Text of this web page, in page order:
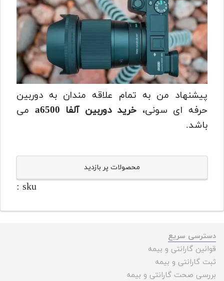
پیشنهاد من به تمام علاقه مندان به دوربین
حرفه ای سونی، خرید دوربین آلفا a6500
می
باشد.
محصولات پر بازدید
sku :
دسترسی سریع
قوانین گارانتی و بیمه
ثبت گارانتی و بیمه
بررسی صحت گارانتی و بیمه